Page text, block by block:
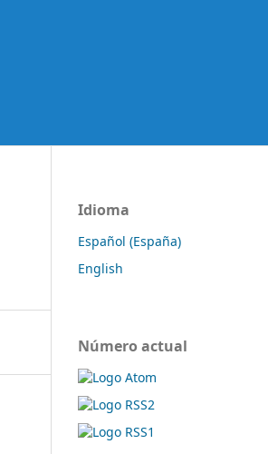
Idioma
Español (España)
English
Número actual